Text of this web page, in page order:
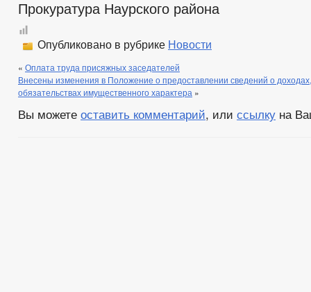
Прокуратура Наурского района
Опубликовано в рубрике Новости
« Оплата труда присяжных заседателей
Внесены изменения в Положение о предоставлении сведений о
обязательствах имущественного характера »
Вы можете оставить комментарий, или ссылку на